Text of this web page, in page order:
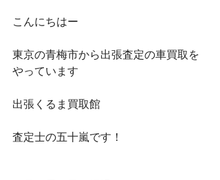
こんにちはー
東京の青梅市から出張査定の車買取を
やっています
出張くるま買取館
査定士の五十嵐です！